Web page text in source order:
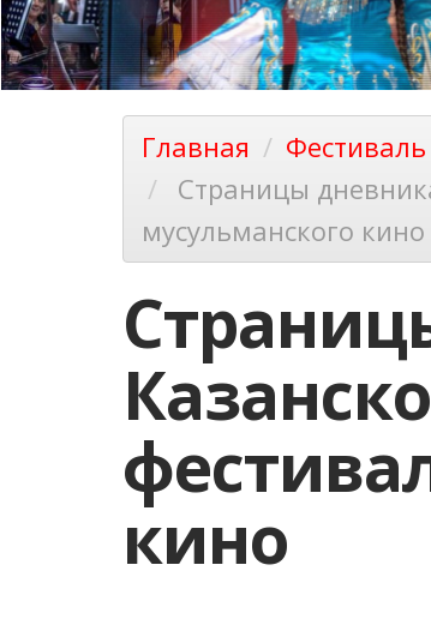
Главная Фестиваль
Страницы
мусульманского кино
кино